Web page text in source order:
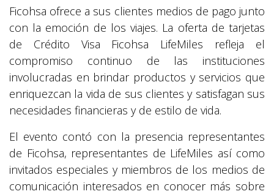
Ficohsa ofrece a sus clientes medios de pago junto
con la emoción de los viajes. La oferta de tarjetas
de Crédito Visa Ficohsa LifeMiles refleja el
compromiso continuo de las instituciones
involucradas en brindar productos y servicios que
enriquezcan la vida de sus clientes y satisfagan sus
necesidades financieras y de estilo de vida.
El evento contó con la presencia representantes
de Ficohsa, representantes de LifeMiles así como
invitados especiales y miembros de los medios de
comunicación interesados en conocer más sobre